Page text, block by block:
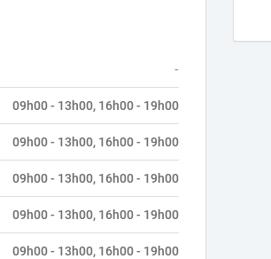
-
09h00 - 13h00, 16h00 - 19h00
09h00 - 13h00, 16h00 - 19h00
09h00 - 13h00, 16h00 - 19h00
09h00 - 13h00, 16h00 - 19h00
09h00 - 13h00, 16h00 - 19h00